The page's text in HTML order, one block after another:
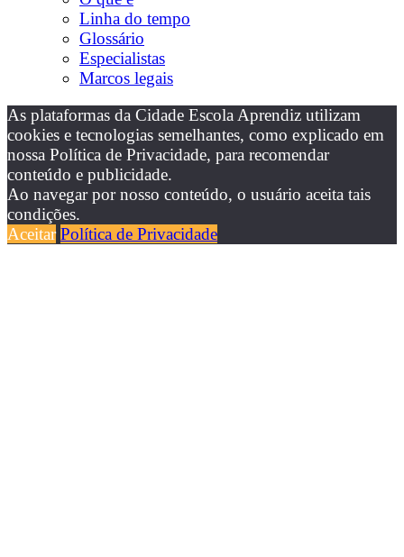
Linha do tempo
Glossário
Especialistas
Marcos legais
As plataformas da Cidade Escola Aprendiz utilizam
cookies e tecnologias semelhantes, como explicado em
nossa Política de Privacidade, para recomendar
conteúdo e publicidade.
Ao navegar por nosso conteúdo, o usuário aceita tais
condições.
Aceitar Política de Privacidade